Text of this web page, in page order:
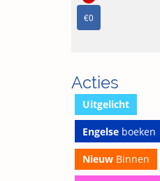
0
Acties
Uitgelicht
Engelse boeken
Nieuw Binnen